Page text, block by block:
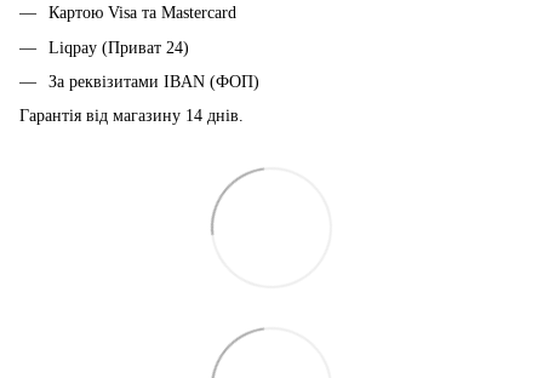
Картою Visa та Mastercard
Liqpay (Приват 24)
За реквізитами IBAN (ФОП)
Гарантія від магазину 14 днiв.